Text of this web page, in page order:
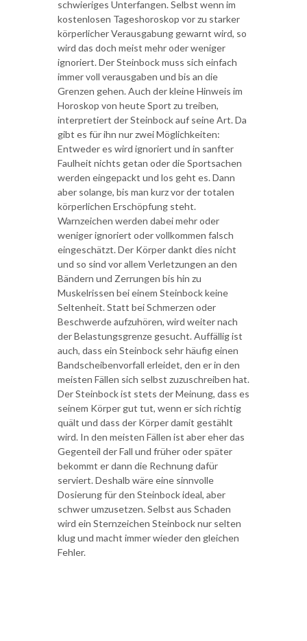
schwieriges Unterfangen. Selbst wenn im
kostenlosen Tageshoroskop vor zu starker
körperlicher Verausgabung gewarnt wird, so
wird das doch meist mehr oder weniger
ignoriert. Der Steinbock muss sich einfach
immer voll verausgaben und bis an die
Grenzen gehen. Auch der kleine Hinweis im
Horoskop von heute Sport zu treiben,
interpretiert der Steinbock auf seine Art. Da
gibt es für ihn nur zwei Möglichkeiten:
Entweder es wird ignoriert und in sanfter
Faulheit nichts getan oder die Sportsachen
werden eingepackt und los geht es. Dann
aber solange, bis man kurz vor der totalen
körperlichen Erschöpfung steht.
Warnzeichen werden dabei mehr oder
weniger ignoriert oder vollkommen falsch
eingeschätzt. Der Körper dankt dies nicht
und so sind vor allem Verletzungen an den
Bändern und Zerrungen bis hin zu
Muskelrissen bei einem Steinbock keine
Seltenheit. Statt bei Schmerzen oder
Beschwerde aufzuhören, wird weiter nach
der Belastungsgrenze gesucht. Auffällig ist
auch, dass ein Steinbock sehr häufig einen
Bandscheibenvorfall erleidet, den er in den
meisten Fällen sich selbst zuzuschreiben hat.
Der Steinbock ist stets der Meinung, dass es
seinem Körper gut tut, wenn er sich richtig
quält und dass der Körper damit gestählt
wird. In den meisten Fällen ist aber eher das
Gegenteil der Fall und früher oder später
bekommt er dann die Rechnung dafür
serviert. Deshalb wäre eine sinnvolle
Dosierung für den Steinbock ideal, aber
schwer umzusetzen. Selbst aus Schaden
wird ein Sternzeichen Steinbock nur selten
klug und macht immer wieder den gleichen
Fehler.